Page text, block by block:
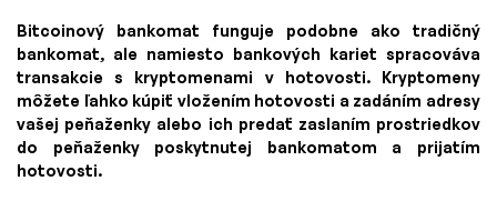
Bitcoinový bankomat funguje podobne ako tradičný
bankomat, ale namiesto bankových kariet spracováva
transakcie s kryptomenami v hotovosti. Kryptomeny
môžete ľahko kúpiť vložením hotovosti a zadáním adresy
vašej peňaženky alebo ich predať zaslaním prostriedkov
do peňaženky poskytnutej bankomatom a prijatím
hotovosti.